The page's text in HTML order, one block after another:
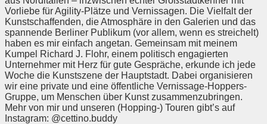
Vorliebe für Agility-Plätze und Vernissagen. Die Vielfalt der
Kunstschaffenden, die Atmosphäre in den Galerien und das
spannende Berliner Publikum (vor allem, wenn es streichelt)
haben es mir einfach angetan. Gemeinsam mit meinem
Kumpel Richard J. Flohr, einem politisch engagierten
Unternehmer mit Herz für gute Gespräche, erkunde ich jede
Woche die Kunstszene der Hauptstadt. Dabei organisieren
wir eine private und eine öffentliche Vernissage-Hoppers-
Gruppe, um Menschen über Kunst zusammenzubringen.
Mehr von mir und unseren (Hopping-) Touren gibt’s auf
Instagram: @cettino.buddy